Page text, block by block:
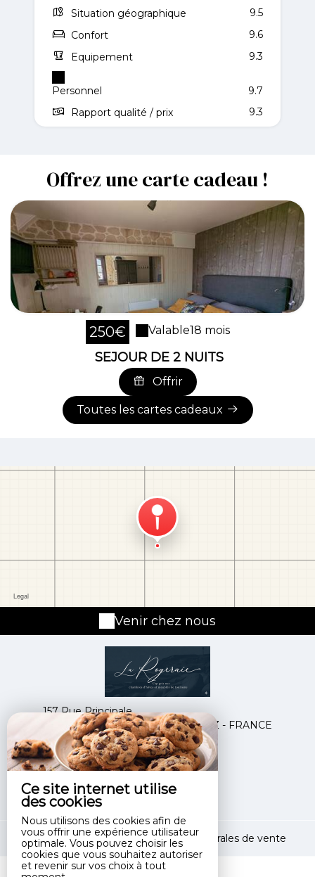
Ce site internet utilise
des cookies
Nous utilisons des cookies afin de
vous offrir une expérience utilisateur
optimale. Vous pouvez choisir les
cookies que vous souhaitez autoriser
et revenir sur vos choix à tout
Situation géographique
9.5
Confort
9.6
Equipement
9.3
Personnel
9.7
Rapport qualité / prix
9.3
Offrez une carte cadeau !
250€ Valable18 mois
SEJOUR DE 2 NUITS
Offrir
Toutes les cartes cadeaux
Venir chez nous
157 Rue Principale,
62179 AUDINGHEN-CAP GRIS NEZ - FRANCE
+33 3 21 87 33 29
Contacter par email
Mentions légales | Conditions générales de vente